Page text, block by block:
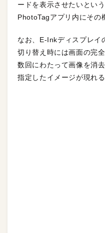
ードを表示させたいとい
PhotoTagアプリ内にその
なお、E-Inkディスプレイ
切り替え時には画面の完
数回にわたって画像を消
指定したイメージが現れる